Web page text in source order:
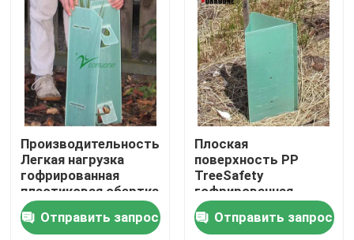
Домой
Продукты
Видеозаписи
Производительность
Легкая нагрузка
гофрированная
пластиковая обертка
для деревьев Легкая
Отправить запрос
Плоская
поверхность PP
TreeSafety
гофрированная
доска защищает от
животных с
Отправить запрос